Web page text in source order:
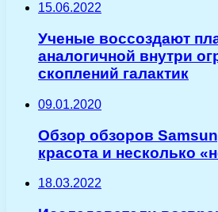
15.06.2022
Ученые воссоздают
аналогичной внутри
скоплений галактик
09.01.2020
Обзор обзоров
красота и несколько
18.03.2022